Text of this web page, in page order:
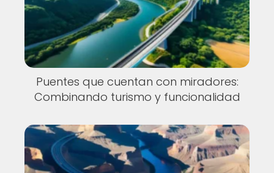
Puentes que cuentan con miradores:
Combinando turismo y funcionalidad